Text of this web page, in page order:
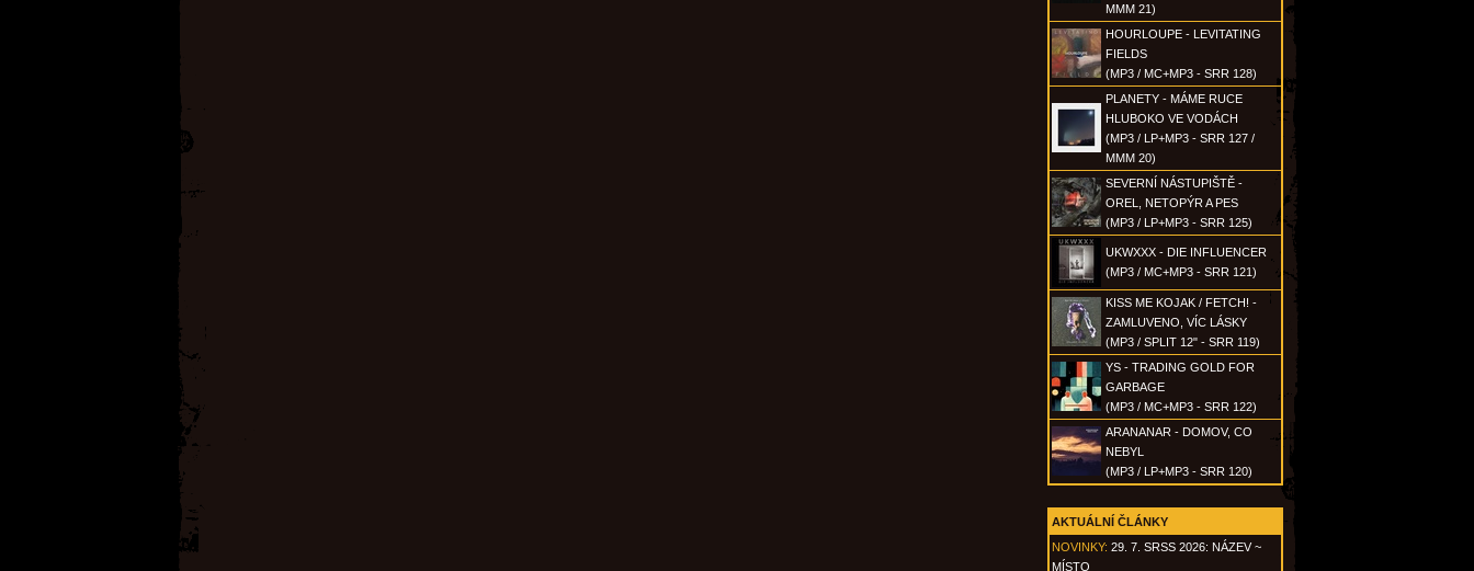
MMM 21)
HOURLOUPE - LEVITATING
FIELDS
(MP3 / MC+MP3 - SRR 128)
PLANETY - MÁME RUCE
HLUBOKO VE VODÁCH
(MP3 / LP+MP3 - SRR 127 /
MMM 20)
SEVERNÍ NÁSTUPIŠTĚ -
OREL, NETOPÝR A PES
(MP3 / LP+MP3 - SRR 125)
UKWXXX - DIE INFLUENCER
(MP3 / MC+MP3 - SRR 121)
KISS ME KOJAK / FETCH! -
ZAMLUVENO, VÍC LÁSKY
(MP3 / SPLIT 12" - SRR 119)
YS - TRADING GOLD FOR
GARBAGE
(MP3 / MC+MP3 - SRR 122)
ARANANAR - DOMOV, CO
NEBYL
(MP3 / LP+MP3 - SRR 120)
AKTUÁLNÍ ČLÁNKY
NOVINKY: 29. 7. SRSS 2026: NÁZEV ~
MÍSTO